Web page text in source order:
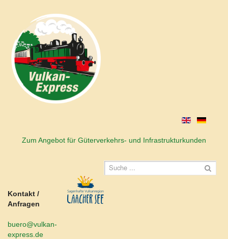
Zum Angebot für Güterverkehrs- und Infrastrukturkunden
Kontakt /
Anfragen
buero@vulkan-
express.de